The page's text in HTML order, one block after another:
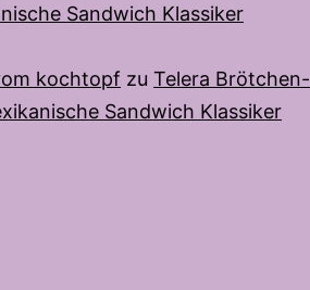
Sandwich Klassiker
kochtopf zu Telera Brötchen-
Sandwich Klassiker